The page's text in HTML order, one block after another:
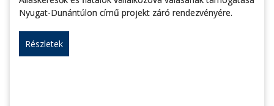
Nyugat-Dunántúlon című projekt záró rendezvényére.
Részletek